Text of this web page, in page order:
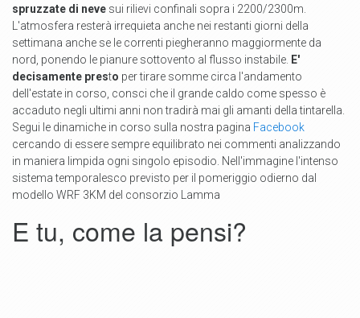
spruzzate di neve sui rilievi confinali sopra i 2200/2300m.
L'atmosfera resterà irrequieta anche nei restanti giorni della
settimana anche se le correnti piegheranno maggiormente da
nord, ponendo le pianure sottovento al flusso instabile. E'
decisamente presto per tirare somme circa l'andamento
dell'estate in corso, consci che il grande caldo come spesso è
accaduto negli ultimi anni non tradirà mai gli amanti della tintarella.
Segui le dinamiche in corso sulla nostra pagina Facebook
cercando di essere sempre equilibrato nei commenti analizzando
in maniera limpida ogni singolo episodio. Nell'immagine l'intenso
sistema temporalesco previsto per il pomeriggio odierno dal
modello WRF 3KM del consorzio Lamma
E tu, come la pensi?